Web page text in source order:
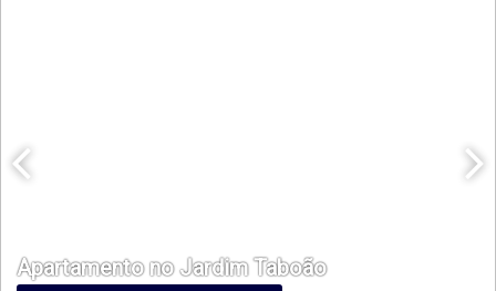
Apartamento no Jardim Taboão